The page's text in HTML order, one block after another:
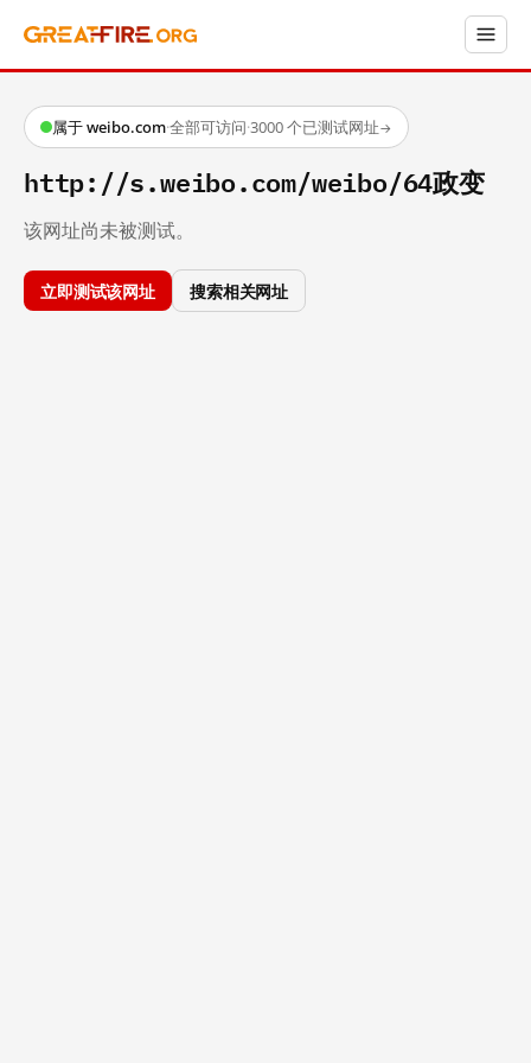
属于 weibo.com·全部可访问·3000 个已测试网址→
http://s.weibo.com/weibo/64政变
该网址尚未被测试。
立即测试该网址 搜索相关网址